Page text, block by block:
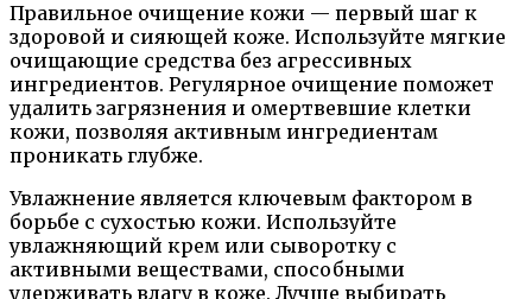
Правильное очищение кожи — первый шаг к
здоровой и сияющей коже. Используйте мягкие
очищающие средства без агрессивных
ингредиентов. Регулярное очищение поможет
удалить загрязнения и омертвевшие клетки
кожи, позволяя активным ингредиентам
проникать глубже.
Увлажнение является ключевым фактором в
борьбе с сухостью кожи. Используйте
увлажняющий крем или сыворотку с
активными веществами, способными
удерживать влагу в коже. Лучше выбирать